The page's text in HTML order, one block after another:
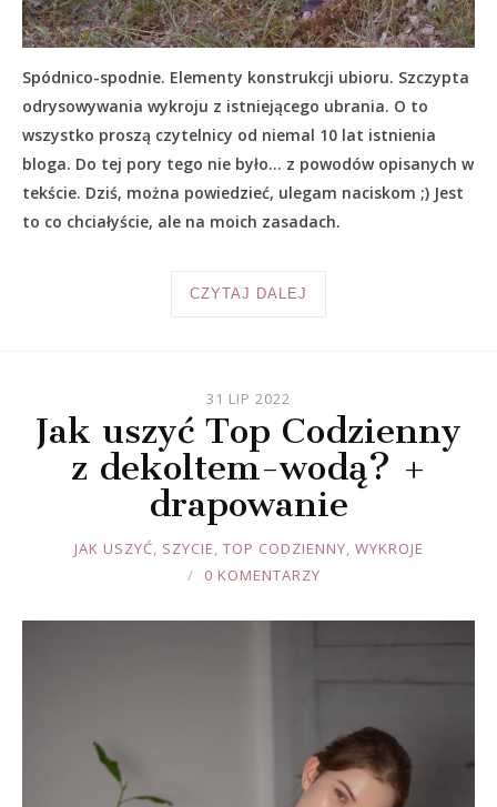
Spódnico-spodnie. Elementy konstrukcji ubioru. Szczypta
odrysowywania wykroju z istniejącego ubrania. O to
wszystko proszą czytelnicy od niemal 10 lat istnienia
bloga. Do tej pory tego nie było… z powodów opisanych w
tekście. Dziś, można powiedzieć, ulegam naciskom ;) Jest
to co chciałyście, ale na moich zasadach.
CZYTAJ DALEJ
31 LIP 2022
Jak uszyć Top Codzienny
z dekoltem-wodą? +
drapowanie
JOULE
JAK USZYĆ, SZYCIE, TOP CODZIENNY, WYKROJE
0 KOMENTARZY